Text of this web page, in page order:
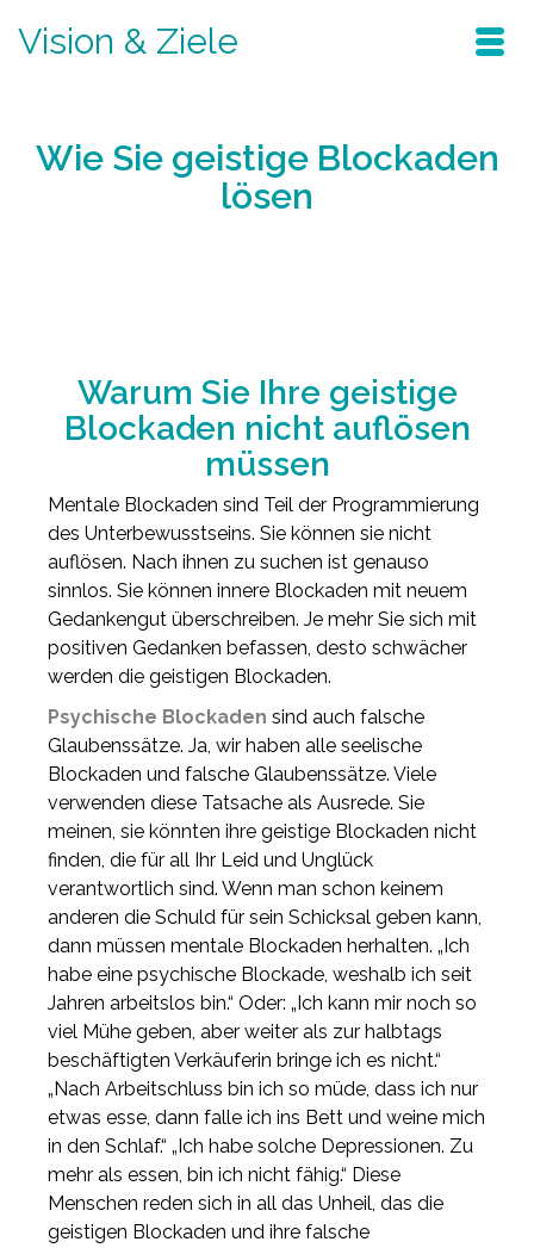
Vision & Ziele
Wie Sie geistige Blockaden
lösen
Warum Sie Ihre geistige
Blockaden nicht auflösen
müssen
Mentale Blockaden sind Teil der Programmierung
des Unterbewusstseins. Sie können sie nicht
auflösen. Nach ihnen zu suchen ist genauso
sinnlos. Sie können innere Blockaden mit neuem
Gedankengut überschreiben. Je mehr Sie sich mit
positiven Gedanken befassen, desto schwächer
werden die geistigen Blockaden.
Psychische Blockaden sind auch falsche
Glaubenssätze. Ja, wir haben alle seelische
Blockaden und falsche Glaubenssätze. Viele
verwenden diese Tatsache als Ausrede. Sie
meinen, sie könnten ihre geistige Blockaden nicht
finden, die für all Ihr Leid und Unglück
verantwortlich sind. Wenn man schon keinem
anderen die Schuld für sein Schicksal geben kann,
dann müssen mentale Blockaden herhalten. „Ich
habe eine psychische Blockade, weshalb ich seit
Jahren arbeitslos bin.“ Oder: „Ich kann mir noch so
viel Mühe geben, aber weiter als zur halbtags
beschäftigten Verkäuferin bringe ich es nicht.“
„Nach Arbeitschluss bin ich so müde, dass ich nur
etwas esse, dann falle ich ins Bett und weine mich
in den Schlaf.“ „Ich habe solche Depressionen. Zu
mehr als essen, bin ich nicht fähig.“ Diese
Menschen reden sich in all das Unheil, das die
geistigen Blockaden und ihre falsche